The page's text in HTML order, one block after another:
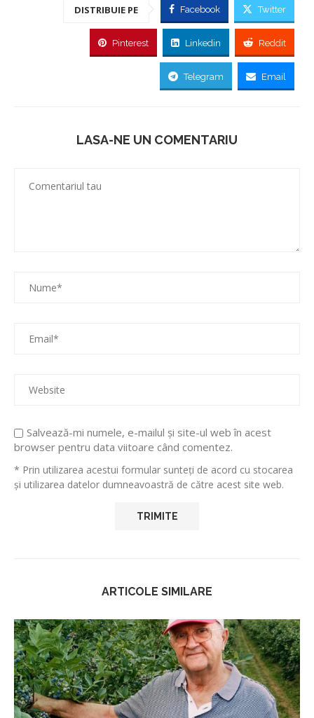
DISTRIBUIE PE Facebook Twitter
Pinterest Linkedin Reddit
Telegram Email
LASA-NE UN COMENTARIU
Salvează-mi numele, e-mailul și site-ul web în acest
browser pentru data viitoare când comentez.
* Prin utilizarea acestui formular sunteți de acord cu stocarea
și utilizarea datelor dumneavoastră de către acest site web.
ARTICOLE SIMILARE